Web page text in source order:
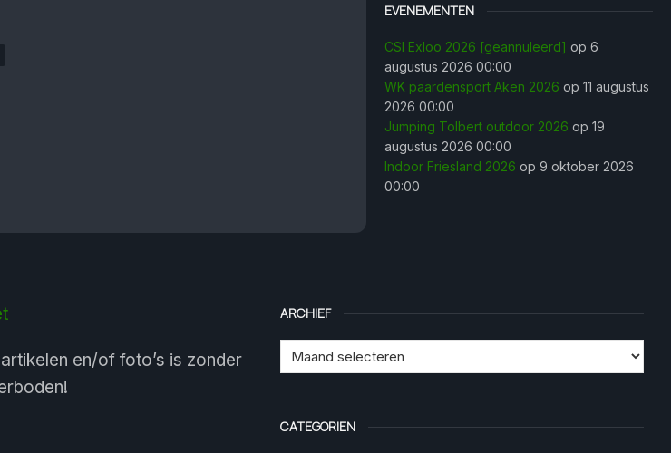
EVENEMENTEN
CSI Exloo 2026 [geannuleerd] op 6
augustus 2026 00:00
WK paardensport Aken 2026 op 11 augustus
2026 00:00
Jumping Tolbert outdoor 2026 op 19
augustus 2026 00:00
Indoor Friesland 2026 op 9 oktober 2026
00:00
en/of foto’s is zonder
ARCHIEF
CATEGORIEN